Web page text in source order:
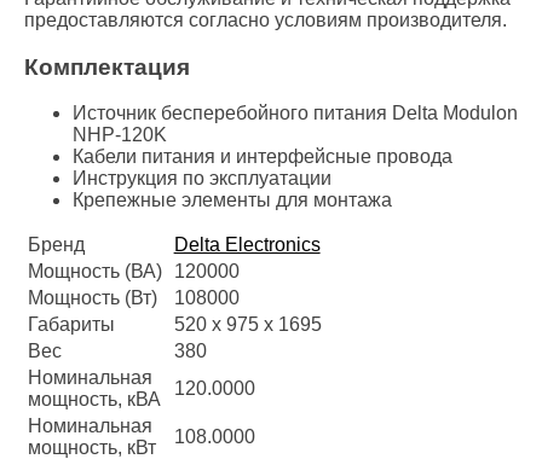
предоставляются согласно условиям производителя.
Комплектация
Источник бесперебойного питания Delta Modulon
NHP-120K
Кабели питания и интерфейсные провода
Инструкция по эксплуатации
Крепежные элементы для монтажа
Бренд
Delta Electronics
Мощность (ВА)
120000
Мощность (Вт)
108000
Габариты
520 x 975 x 1695
Вес
380
Номинальная
мощность, кВА
120.0000
Номинальная
мощность, кВт
108.0000